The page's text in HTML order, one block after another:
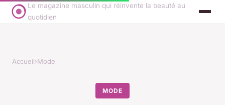
Le magazine masculin qui réinvente la beauté au
quotidien
Accueil›Mode
MODE